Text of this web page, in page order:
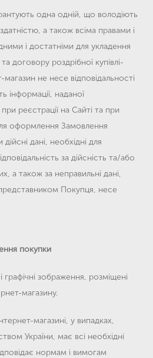
одна одній, що володіють
а також всіма правами і
і достатніми для укладення
договору роздрібної купівлі-
не несе відповідальності
інформації, наданої
реєстрації на Сайті та при
оформлення Замовлення
дані, необхідні для
за дійсність та/або
а також за неправильні дані,
Покупця, несе
покупки
графічні зображення, розміщені
магазину.
магазині, у випадках,
України, має всі необхідні
нормам і вимогам